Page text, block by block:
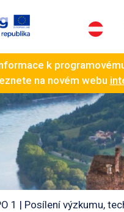
k
na novém webu
1 | Posílení výzkumu,